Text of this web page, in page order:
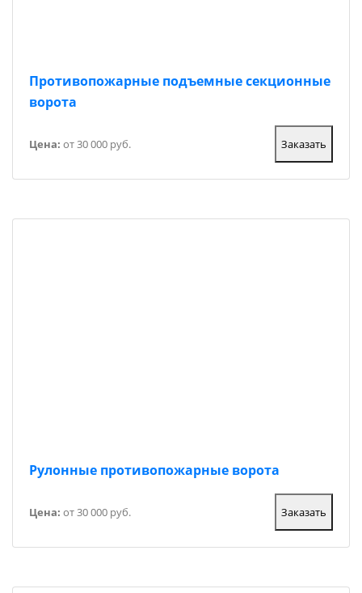
Противопожарные подъемные секционные
ворота
Цена: от 30 000 руб. Заказать
Рулонные противопожарные ворота
Цена: от 30 000 руб. Заказать